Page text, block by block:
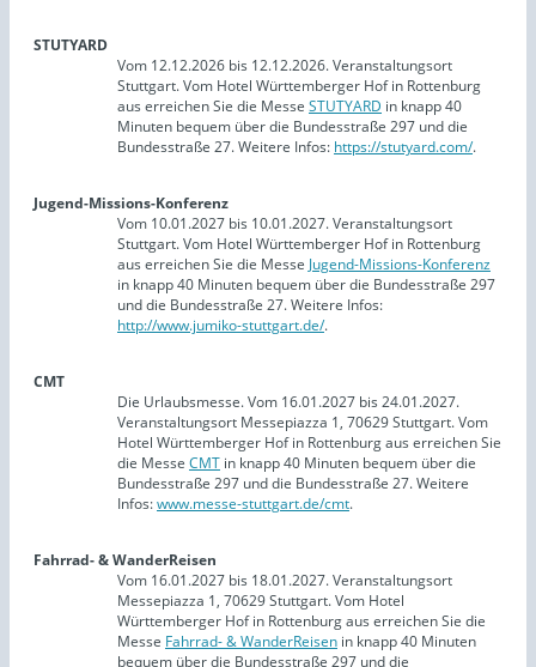
STUTYARD
Vom 12.12.2026 bis 12.12.2026. Veranstaltungsort
Stuttgart. Vom Hotel Württemberger Hof in Rottenburg
aus erreichen Sie die Messe STUTYARD in knapp 40
Minuten bequem über die Bundesstraße 297 und die
Bundesstraße 27. Weitere Infos: https://stutyard.com/.
Jugend-Missions-Konferenz
Vom 10.01.2027 bis 10.01.2027. Veranstaltungsort
Stuttgart. Vom Hotel Württemberger Hof in Rottenburg
aus erreichen Sie die Messe Jugend-Missions-Konferenz
in knapp 40 Minuten bequem über die Bundesstraße 297
und die Bundesstraße 27. Weitere Infos:
http://www.jumiko-stuttgart.de/.
CMT
Die Urlaubsmesse. Vom 16.01.2027 bis 24.01.2027.
Veranstaltungsort Messepiazza 1, 70629 Stuttgart. Vom
Hotel Württemberger Hof in Rottenburg aus erreichen Sie
die Messe CMT in knapp 40 Minuten bequem über die
Bundesstraße 297 und die Bundesstraße 27. Weitere
Infos:www.messe-stuttgart.de/cmt.
Fahrrad- & WanderReisen
Vom 16.01.2027 bis 18.01.2027. Veranstaltungsort
Messepiazza 1, 70629 Stuttgart. Vom Hotel
Württemberger Hof in Rottenburg aus erreichen Sie die
Messe Fahrrad- & WanderReisen in knapp 40 Minuten
bequem über die Bundesstraße 297 und die